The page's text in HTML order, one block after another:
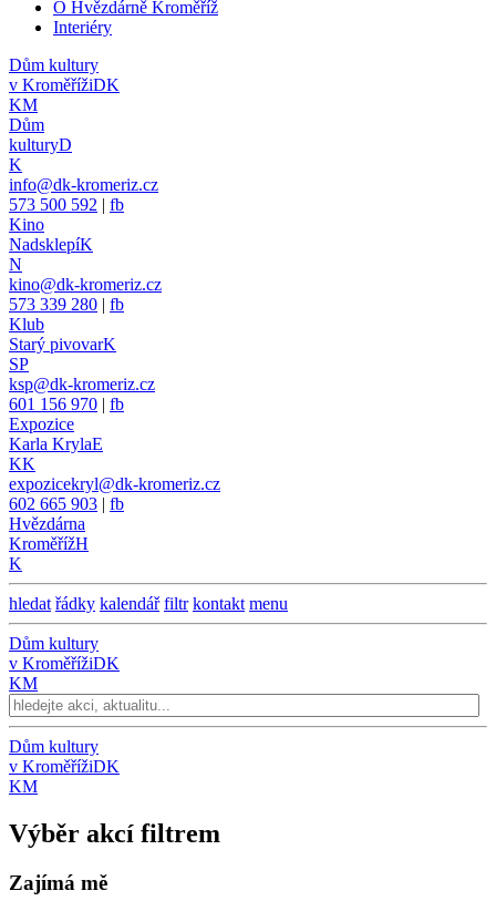
O Hvězdárně Kroměříž
Interiéry
Dům kultury
v KroměřížiDK
KM
Dům
kulturyD
K
info@dk-kromeriz.cz
573 500 592 | fb
Kino
NadsklepíK
N
kino@dk-kromeriz.cz
573 339 280 | fb
Klub
Starý pivovarK
SP
ksp@dk-kromeriz.cz
601 156 970 | fb
Expozice
Karla KrylaE
KK
expozicekryl@dk-kromeriz.cz
602 665 903 | fb
Hvězdárna
KroměřížH
K
hledat řádky kalendář filtr kontakt menu
Dům kultury
v KroměřížiDK
KM
Dům kultury
v KroměřížiDK
KM
Výběr akcí filtrem
Zajímá mě